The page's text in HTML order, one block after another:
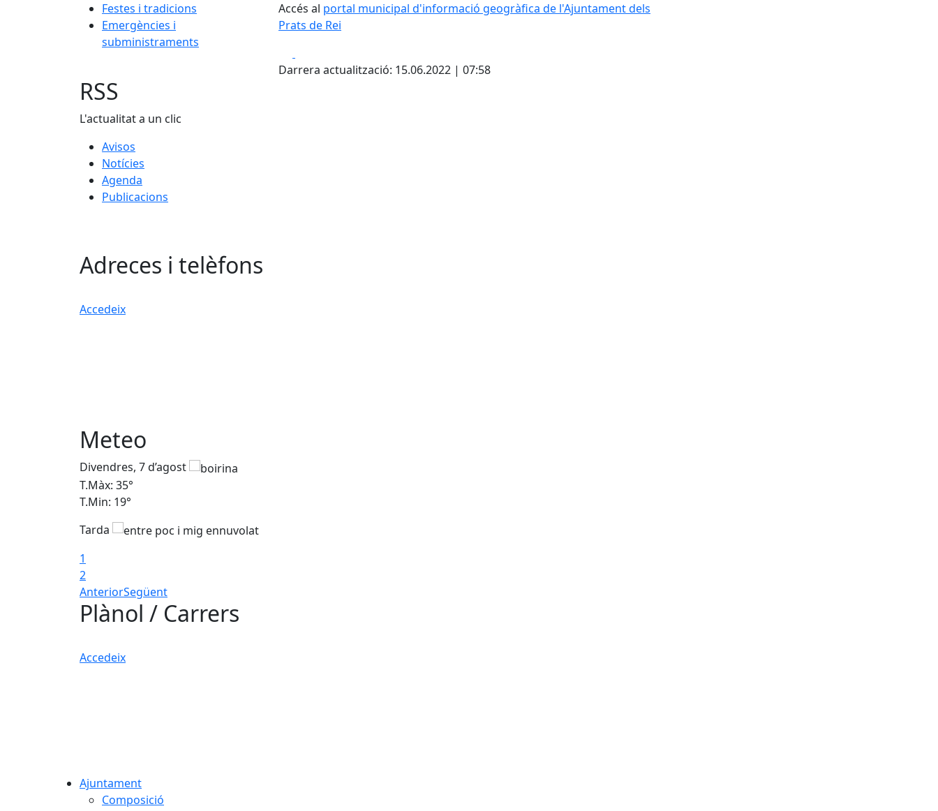
Festes i tradicions
Emergències i
subministraments
Accés al portal municipal d'informació geogràfica de l'Ajuntament dels
Prats de Rei
Darrera actualització: 15.06.2022 | 07:58
RSS
L'actualitat a un clic
Avisos
Notícies
Agenda
Publicacions
Adreces i telèfons
Accedeix
Meteo
Divendres, 7 d’agost
T.Màx: 35°
T.Min: 19°
Tarda
1
2
AnteriorSegüent
Plànol / Carrers
Accedeix
Ajuntament
Composició